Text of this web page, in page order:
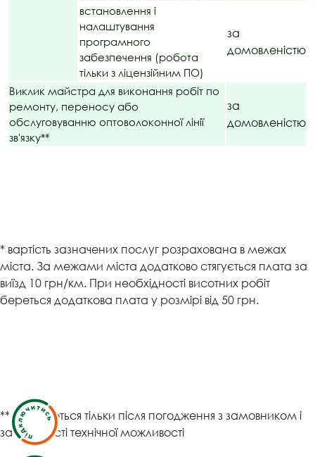
встановлення і
налаштування
програмного
забезпечення (робота
тільки з ліцензійним ПО)
за
домовленістю
Виклик майстра для виконання робіт по
ремонту, переносу або
обслуговуванню оптоволоконної лінії
зв'язку**
за
домовленістю
* вартість зазначених послуг розрахована в межах
міста. За межами міста додатково стягується плата за
виїзд 10 грн/км. При необхідності висотних робіт
береться додаткова плата у розмірі від 50 грн.
** виконуються тільки після погодження з замовником і
за наявності технічної можливості